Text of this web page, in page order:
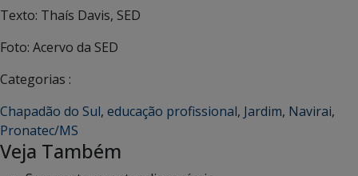
Texto: Thaís Davis, SED
Foto: Acervo da SED
Categorias :
Chapadão do Sul, educação profissional, Jardim, Navirai,
Pronatec/MS
Veja Também